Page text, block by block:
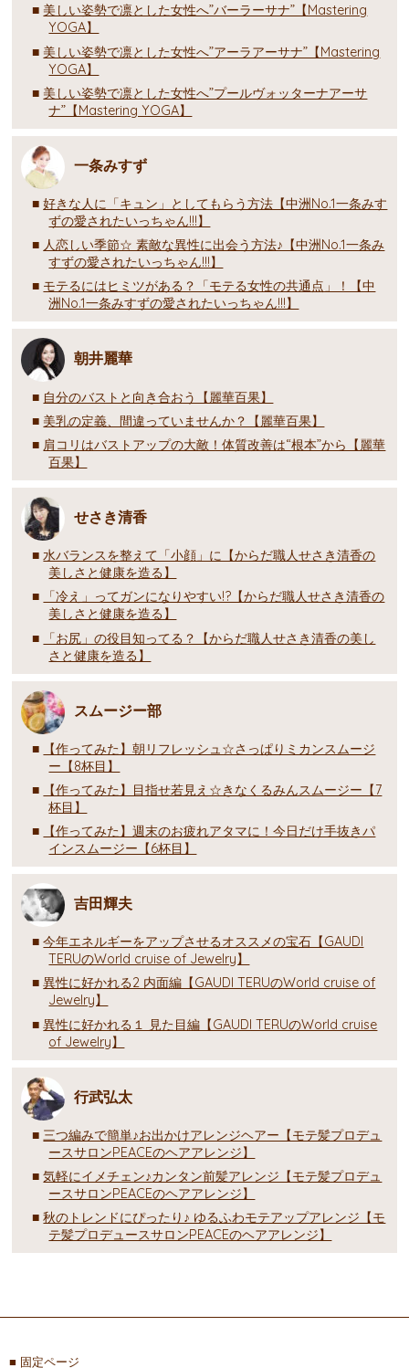
美しい姿勢で凛とした女性へ”バーラーサナ”【Mastering
YOGA】
美しい姿勢で凛とした女性へ”アーラアーサナ”【Mastering
YOGA】
美しい姿勢で凛とした女性へ”プールヴォッターナアーサ
ナ”【Mastering YOGA】
一条みすず
好きな人に「キュン」としてもらう方法【中洲No.1一条みす
ずの愛されたいっちゃん!!!】
人恋しい季節☆ 素敵な異性に出会う方法♪【中洲No.1一条み
すずの愛されたいっちゃん!!!】
モテるにはヒミツがある？「モテる女性の共通点」！【中
洲No.1一条みすずの愛されたいっちゃん!!!】
朝井麗華
自分のバストと向き合おう【麗華百果】
美乳の定義、間違っていませんか？【麗華百果】
肩コリはバストアップの大敵！体質改善は“根本”から【麗華
百果】
せさき清香
水バランスを整えて「小顔」に【からだ職人せさき清香の
美しさと健康を造る】
「冷え」ってガンになりやすい!?【からだ職人せさき清香の
美しさと健康を造る】
「お尻」の役目知ってる？【からだ職人せさき清香の美し
さと健康を造る】
スムージー部
【作ってみた】朝リフレッシュ☆さっぱりミカンスムージ
ー【8杯目】
【作ってみた】目指せ若見え☆きなくるみんスムージー【7
杯目】
【作ってみた】週末のお疲れアタマに！今日だけ手抜きパ
インスムージー【6杯目】
吉田輝夫
今年エネルギーをアップさせるオススメの宝石【GAUDI
TERUのWorld cruise of Jewelry】
異性に好かれる2 内面編【GAUDI TERUのWorld cruise of
Jewelry】
異性に好かれる１ 見た目編【GAUDI TERUのWorld cruise
of Jewelry】
行武弘太
三つ編みで簡単♪お出かけアレンジヘアー【モテ髪プロデュ
ースサロンPEACEのヘアアレンジ】
気軽にイメチェン♪カンタン前髪アレンジ【モテ髪プロデュ
ースサロンPEACEのヘアアレンジ】
秋のトレンドにぴったり♪ ゆるふわモテアップアレンジ【モ
テ髪プロデュースサロンPEACEのヘアアレンジ】
固定ページ